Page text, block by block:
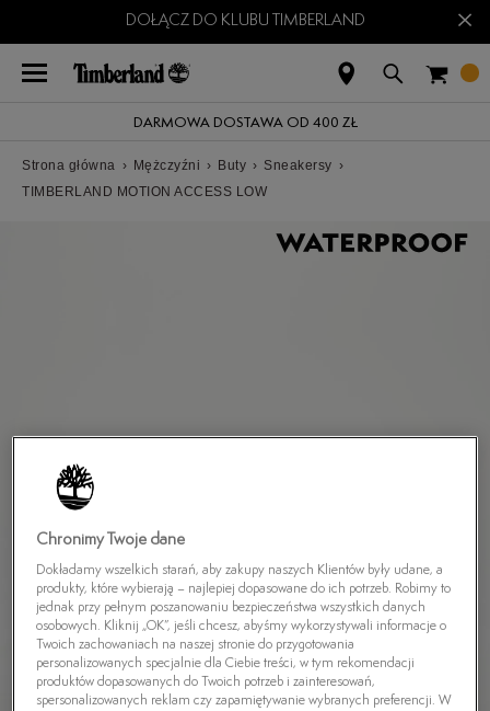
DOŁĄCZ DO KLUBU TIMBERLAND ×
DARMOWA DOSTAWA OD 400 ZŁ
Strona główna › Mężczyźni › Buty › Sneakersy ›
TIMBERLAND MOTION ACCESS LOW
Chronimy Twoje dane
Dokładamy wszelkich starań, aby zakupy naszych Klientów były udane, a
produkty, które wybierają – najlepiej dopasowane do ich potrzeb. Robimy to
jednak przy pełnym poszanowaniu bezpieczeństwa wszystkich danych
osobowych. Kliknij „OK”, jeśli chcesz, abyśmy wykorzystywali informacje o
Twoich zachowaniach na naszej stronie do przygotowania
personalizowanych specjalnie dla Ciebie treści, w tym rekomendacji
produktów dopasowanych do Twoich potrzeb i zainteresowań,
spersonalizowanych reklam czy zapamiętywanie wybranych preferencji. W